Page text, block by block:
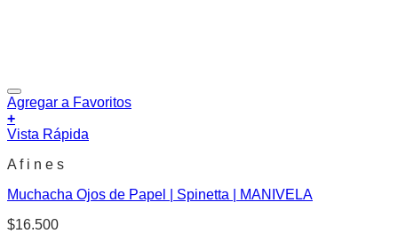
Agregar a Favoritos
+
Vista Rápida
A f i n e s
Muchacha Ojos de Papel | Spinetta | MANIVELA
$16.500